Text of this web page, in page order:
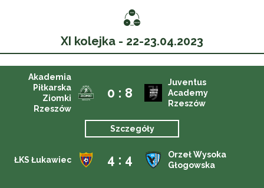
XI kolejka - 22-23.04.2023
Akademia
Piłkarska
Ziomki
Rzeszów
0 : 8
Juventus
Academy
Rzeszów
Szczegóły
ŁKS Łukawiec 4 : 4
Orzeł Wysoka
Głogowska